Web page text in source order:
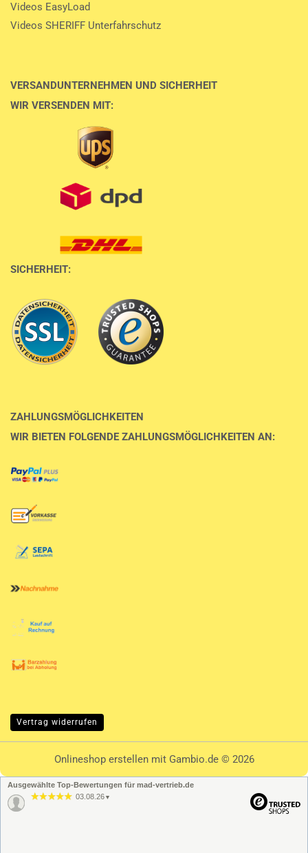
Videos EasyLoad
Videos SHERIFF Unterfahrschutz
VERSANDUNTERNEHMEN UND SICHERHEIT
WIR VERSENDEN MIT:
SICHERHEIT:
ZAHLUNGSMÖGLICHKEITEN
WIR BIETEN FOLGENDE ZAHLUNGSMÖGLICHKEITEN AN:
Vertrag widerrufen
Onlineshop erstellenmit Gambio.de © 2026
Ausgewählte Top-Bewertungen für mad-vertrieb.de
03.08.26 ▼